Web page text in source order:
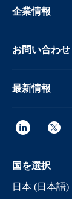
企業情報
お問い合わせ
最新情報
国を選択
日本 (日本語)